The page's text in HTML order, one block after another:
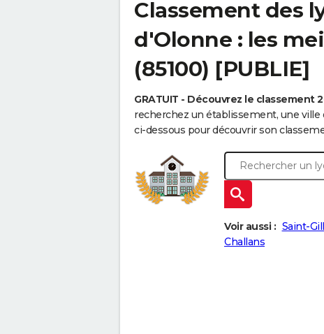
Classement des
d'Olonne : les
(85100) [PUBLIE]
GRATUIT - Découvrez le classement
recherchez un établissement, une
ci-dessous pour découvrir son
Voir aussi : Saint-
Challans